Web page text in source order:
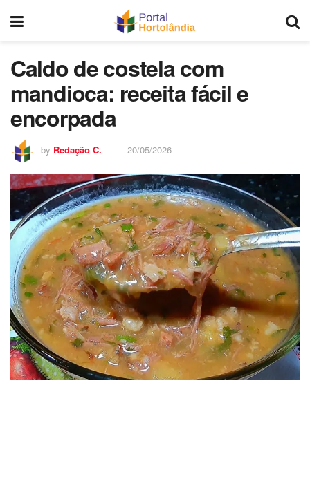
Caldo de costela com
mandioca: receita fácil e
encorpada
by Redação C. 20/05/2026